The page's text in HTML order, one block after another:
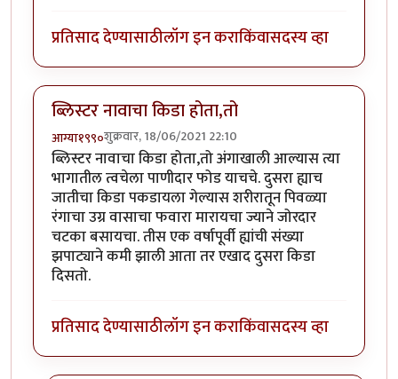
प्रतिसाद देण्यासाठीलॉग इन कराकिंवासदस्य व्हा
ब्लिस्टर नावाचा किडा होता,तो
आग्या१९९०शुक्रवार, 18/06/2021 22:10
ब्लिस्टर नावाचा किडा होता,तो अंगाखाली आल्यास त्या
भागातील त्वचेला पाणीदार फोड याचचे. दुसरा ह्याच
जातीचा किडा पकडायला गेल्यास शरीरातून पिवळ्या
रंगाचा उग्र वासाचा फवारा मारायचा ज्याने जोरदार
चटका बसायचा. तीस एक वर्षापूर्वी ह्यांची संख्या
झपाट्याने कमी झाली आता तर एखाद दुसरा किडा
दिसतो.
प्रतिसाद देण्यासाठीलॉग इन कराकिंवासदस्य व्हा